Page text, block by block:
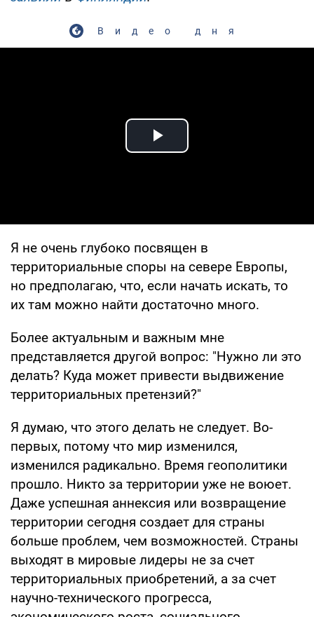
Видео дня
Play Video
Я не очень глубоко посвящен в
территориальные споры на севере Европы,
но предполагаю, что, если начать искать, то
их там можно найти достаточно много.
Более актуальным и важным мне
представляется другой вопрос: "Нужно ли это
делать? Куда может привести выдвижение
территориальных претензий?"
Я думаю, что этого делать не следует. Во-
первых, потому что мир изменился,
изменился радикально. Время геополитики
прошло. Никто за территории уже не воюет.
Даже успешная аннексия или возвращение
территории сегодня создает для страны
больше проблем, чем возможностей. Страны
выходят в мировые лидеры не за счет
территориальных приобретений, а за счет
научно-технического прогресса,